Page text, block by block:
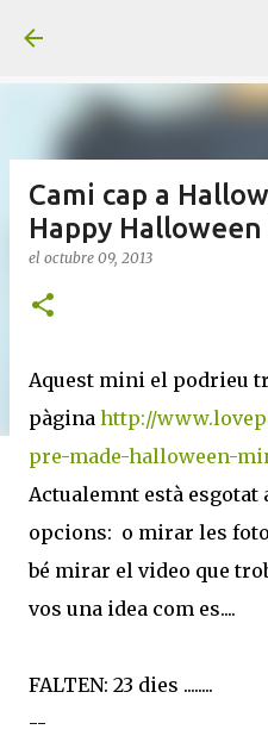
Cami cap a
Happy
el octubre 09, 2013
Aquest mini el podrieu
pàgina http://
pre-made-halloween-
Actualemnt està esgotat
opcions: o mirar les
bé mirar el video que
vos una idea com es....
FALTEN: 23 dies ........
--